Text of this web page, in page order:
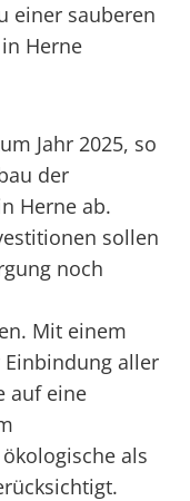
einer sauberen
Herne
Jahr 2025, so
der
Herne ab.
sollen
noch
Mit einem
aller
auf eine
als